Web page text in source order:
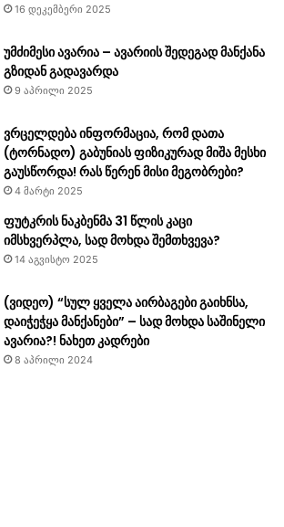
16 დეკემბერი 2025
უმძიმესი ავარია – ავარიის შედეგად მანქანა
გზიდან გადავარდა
9 აპრილი 2025
ვრცელდება ინფორმაცია, რომ დათა
(ტორნადო) გაბუნიას ფიზიკურად მიშა მესხი
გაუსწორდა! რას წერენ მისი მეგობრები?
4 მარტი 2025
ფუტკრის ნაკბენმა 31 წლის კაცი
იმსხვერპლა, სად მოხდა შემთხვევა?
14 აგვისტო 2025
(ვიდეო) “სულ ყველა აირბაგები გაიხნსა,
დაიჭეჭყა მანქანები” – სად მოხდა საშინელი
ავარია?! ნახეთ კადრები
8 აპრილი 2024